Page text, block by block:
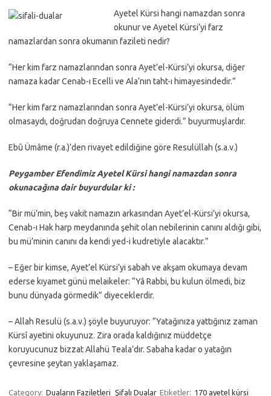
Ayetel Kürsi hangi namazdan sonra
okunur ve Ayetel Kürsi’yi farz
namazlardan sonra okumanın fazileti nedir?
“Her kim farz namazlarından sonra Ayet’el-Kürsi’yi okursa, diğer
namaza kadar Cenab-ı Ecelli ve Ala’nın taht-ı himayesindedir.”
“Her kim farz namazlarından sonra Ayet’el-Kürsi’yi okursa, ölüm
olmasaydı, doğrudan doğruya Cennete giderdi.” buyurmuşlardır.
Ebû Ümâme (r.a.)’den rivayet edildiğine göre Resulüllah (s.a.v.)
Peygamber Efendimiz Ayetel Kürsi hangi namazdan sonra
okunacağına dair buyurdular ki :
“Bir mü’min, beş vakit namazın arkasından Ayet’el-Kürsi’yi okursa,
Cenab-ı Hak harp meydanında şehit olan nebilerinin canını aldığı gibi,
bu mü’minin canını da kendi yed-i kudretiyle alacaktır.”
– Eğer bir kimse, Ayet’el Kürsi’yi sabah ve akşam okumaya devam
ederse kıyamet günü melaikeler: “Yâ Rabbi, bu kulun ölmedi, biz
bunu dünyada görmedik” diyeceklerdir.
– Allah Resulü (s.a.v.) şöyle buyuruyor: “Yatağınıza yattığınız zaman
Kürsî ayetini okuyunuz. Zira orada kaldığınız müddetçe
koruyucunuz bizzat Allahü Teala’dır. Sabaha kadar o yatağın
çevresine şeytan yaklaşamaz.
Category: Duaların Faziletleri Şifalı Dualar Etiketler: 170 ayetel kürsi